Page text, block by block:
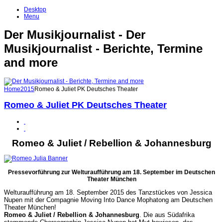
Desktop
Menu
Der Musikjournalist - Der
Musikjournalist - Berichte, Termine
and more
Home2015Romeo & Juliet PK Deutsches Theater
Romeo & Juliet PK Deutsches Theater
Romeo & Juliet / Rebellion & Johannesburg
Pressevorführung zur Welturaufführung am 18. September im Deutschen
Theater München
Welturaufführung am 18. September 2015 des Tanzstückes von Jessica
Nupen mit der Compagnie Moving Into Dance Mophatong am Deutschen
Theater München!
Romeo & Juliet / Rebellion & Johannesburg. Die aus Südafrika